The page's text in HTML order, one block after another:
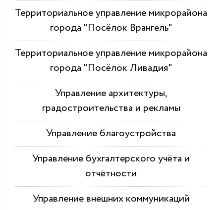
Территориальное управление микрорайона
города "Посёлок Врангель"
Территориальное управление микрорайона
города "Посёлок Ливадия"
Управление архитектуры,
градостроительства и рекламы
Управление благоустройства
Управление бухгалтерского учёта и
отчётности
Управление внешних коммуникаций